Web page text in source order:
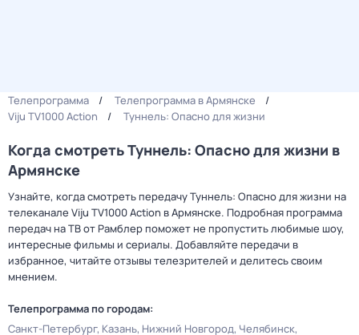
Телепрограмма
Телепрограмма в Армянске
Viju TV1000 Action
Туннель: Опасно для жизни
Когда смотреть Туннель: Опасно для жизни в
Армянске
Узнайте, когда смотреть передачу Туннель: Опасно для жизни на
телеканале Viju TV1000 Action в Армянске. Подробная программа
передач на ТВ от Рамблер поможет не пропустить любимые шоу,
интересные фильмы и сериалы. Добавляйте передачи в
избранное, читайте отзывы телезрителей и делитесь своим
мнением.
Телепрограмма по городам:
Санкт-Петербург Казань Нижний Новгород Челябинск